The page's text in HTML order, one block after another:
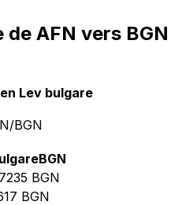
AFN vers BGN
Lev bulgare
BGN
BGN
BGN
BGN